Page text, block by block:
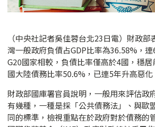
（中央社記者吳佳蓉台北23日電）財政
灣一般政府負債占GDP比率為36.58%，
G20國家相較，負債比率僅高於4國，穩
國大陸債務比率50.6%，已連5年升高惡化
財政部國庫署官員說明，一般用來評估政
有幾種，一種是採「公共債務法」、與歐
同的標準，檢視重點在於政府對於債務的